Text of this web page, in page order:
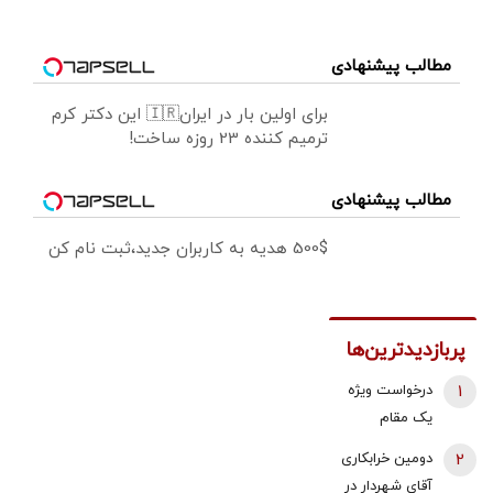
مطالب پیشنهادی
برای اولین بار در ایران🇮🇷 این دکتر کرم
ترمیم کننده 23 روزه ساخت!
مطالب پیشنهادی
500$ هدیه به کاربران جدید،ثبت نام کن
پربازدیدترین‌ها
درخواست ویژه
یک مقام
1
دومین خرابکاری
آقای شهردار در
2